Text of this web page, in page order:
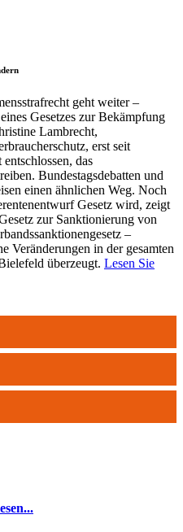
geht weiter –
Gesetzes zur Bekämpfung
Lambrecht,
erst seit
das
Bundestagsdebatten und
einen ähnlichen Weg. Noch
Gesetz wird, zeigt
zur Sanktionierung von
–
Veränderungen in der gesamten
überzeugt. Lesen Sie